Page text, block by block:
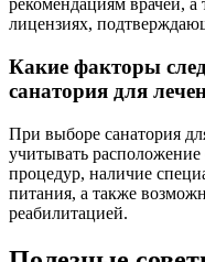
рекомендациям врачей, а
лицензиях,
Какие факторы
санатория для
При выборе санатория
учитывать расположение
процедур, наличие
питания, а также
реабилитацией.